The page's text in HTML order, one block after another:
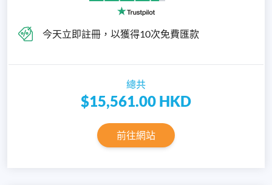
今天立即註冊，以獲得10次免費匯款
總共
$15,561.00 HKD
前往網站